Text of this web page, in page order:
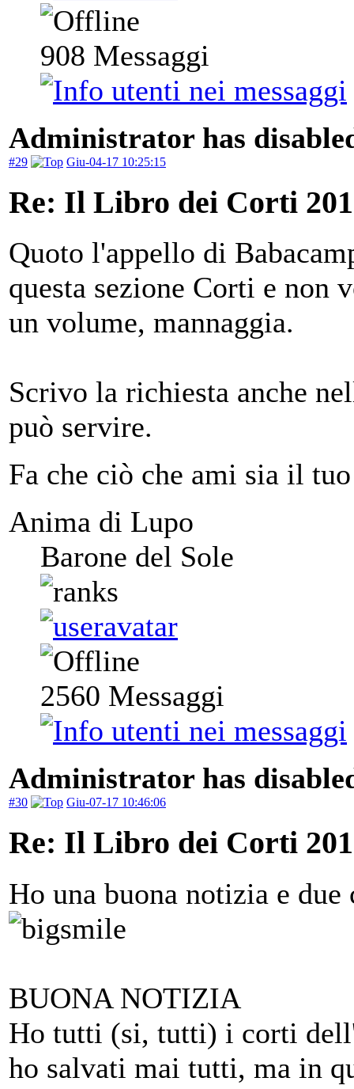
908 Messaggi
Administrator has
#29 Giu-04-17 10:25:15
Re: Il Libro dei Corti
Quoto l'appello di
questa sezione Corti e non
un volume, mannaggia.
Scrivo la richiesta anche
può servire.
Fa che ciò che ami sia il
Anima di Lupo
Barone del Sole
2560 Messaggi
Administrator has
#30 Giu-07-17 10:46:06
Re: Il Libro dei Corti
Ho una buona notizia e
BUONA NOTIZIA
Ho tutti (si, tutti) i corti
ho salvati mai tutti, ma in